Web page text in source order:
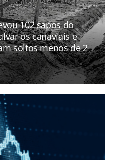
102 sapos do
os canaviais e
soltos menos de 2